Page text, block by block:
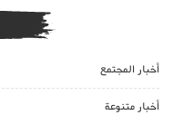
أخبار المجتمع
أخبار متنوعة